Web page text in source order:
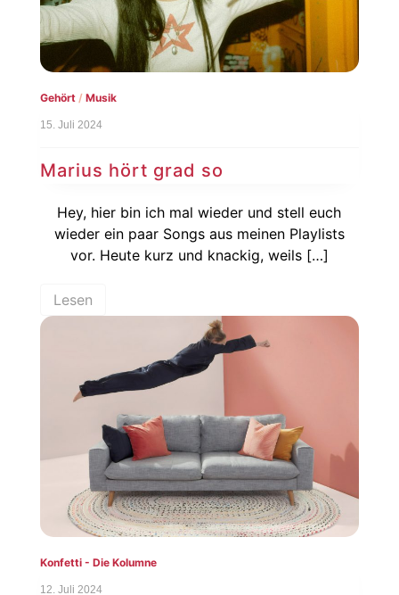
Gehört/ Musik
15. Juli 2024
Marius hört grad so
Hey, hier bin ich mal wieder und stell euch
wieder ein paar Songs aus meinen Playlists
vor. Heute kurz und knackig, weils […]
Lesen
Konfetti - Die Kolumne
12. Juli 2024